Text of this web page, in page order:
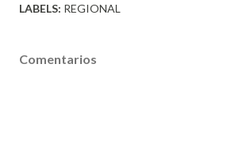
LABELS: REGIONAL
Comentarios